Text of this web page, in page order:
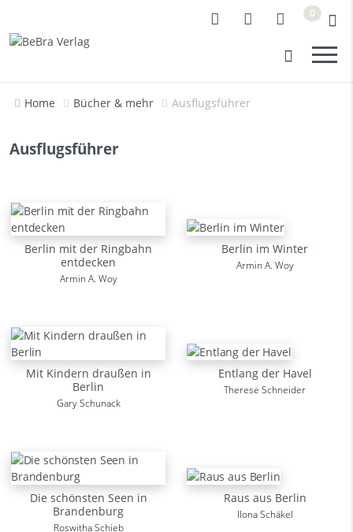
0
Home Bücher & mehr Ausflugsführer
Ausflugsführer
Berlin mit der Ringbahn
entdecken
Armin A. Woy
Berlin im Winter
Armin A. Woy
Mit Kindern draußen in
Berlin
Gary Schunack
Entlang der Havel
Therese Schneider
Die schönsten Seen in
Brandenburg
Roswitha Schieb
Raus aus Berlin
Ilona Schäkel